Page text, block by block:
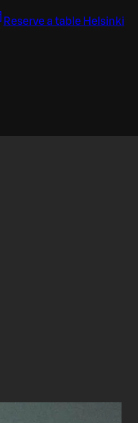
Reserve a table Helsinki